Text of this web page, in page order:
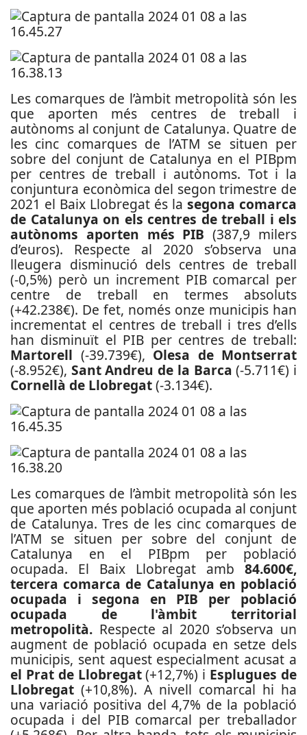
Les comarques de l’àmbit metropolità són les
que aporten més centres de treball i
autònoms al conjunt de Catalunya. Quatre de
les cinc comarques de l’ATM se situen per
sobre del conjunt de Catalunya en el PIBpm
per centres de treball i autònoms. Tot i la
conjuntura econòmica del segon trimestre de
2021 el Baix Llobregat és la segona comarca
de Catalunya on els centres de treball i els
autònoms aporten més PIB (387,9 milers
d’euros). Respecte al 2020 s’observa una
lleugera disminució dels centres de treball
(-0,5%) però un increment PIB comarcal per
centre de treball en termes absoluts
(+42.238€). De fet, només onze municipis han
incrementat el centres de treball i tres d’ells
han disminuït el PIB per centres de treball:
Martorell (-39.739€), Olesa de Montserrat
(-8.952€), Sant Andreu de la Barca (-5.711€) i
Cornellà de Llobregat(-3.134€).
Les comarques de l’àmbit metropolità són les
que aporten més població ocupada al conjunt
de Catalunya. Tres de les cinc comarques de
l’ATM se situen per sobre del conjunt de
Catalunya en el PIBpm per població
ocupada. El Baix Llobregat amb 84.600€,
tercera comarca de Catalunya en població
ocupada i segona en PIB per població
ocupada de l'àmbit territorial
metropolità. Respecte al 2020 s’observa un
augment de població ocupada en setze dels
municipis, sent aquest especialment acusat a
el Prat de Llobregat(+12,7%) i Esplugues de
Llobregat (+10,8%). A nivell comarcal hi ha
una variació positiva del 4,7% de la població
ocupada i del PIB comarcal per treballador